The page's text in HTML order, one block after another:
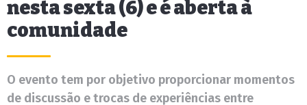
nesta sexta (6) e é aberta à
comunidade
O evento tem por objetivo proporcionar momentos
de discussão e trocas de experiências entre